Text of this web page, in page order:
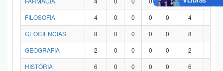
FILOSOFIA
4 0 0 0 0 4
GEOCIÊNCIAS
8 0 0 0 0 8
GEOGRAFIA
2 0 0 0 0 2
HISTÓRIA
6 0 0 0 0 6